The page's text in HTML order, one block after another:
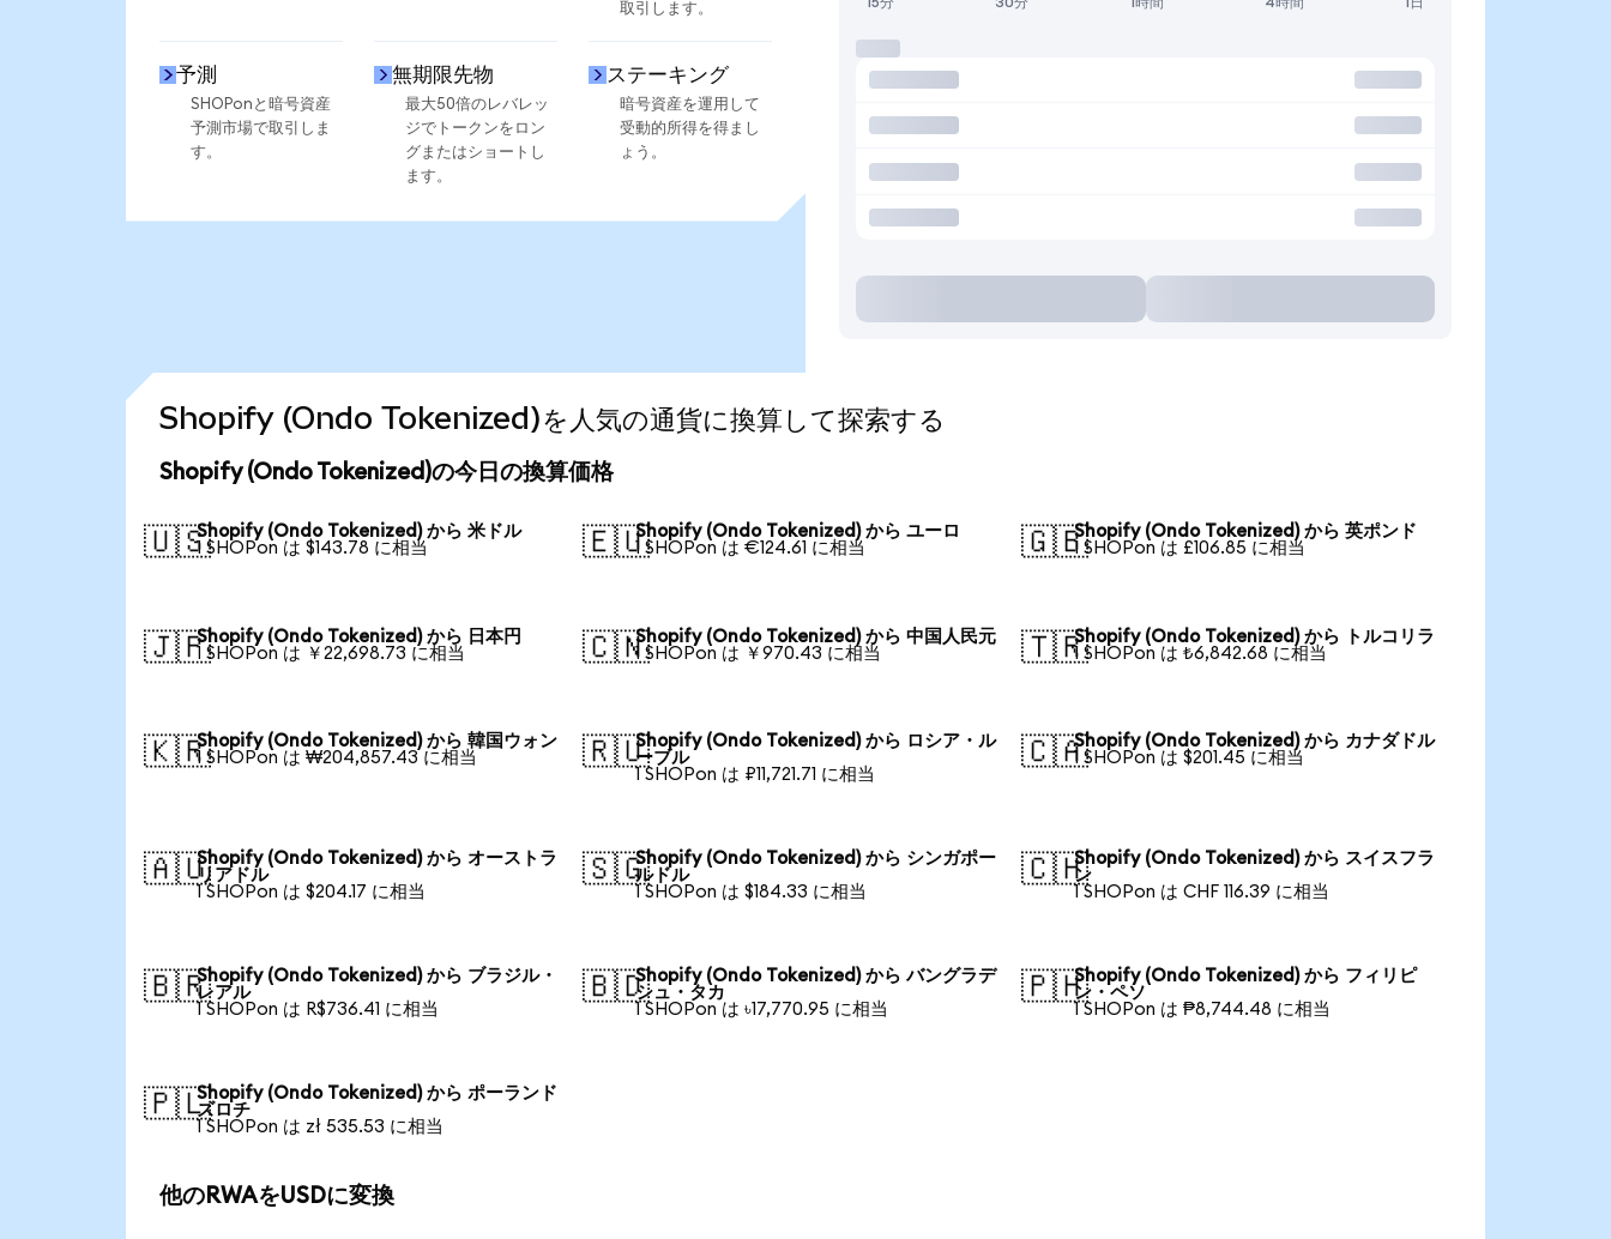
取引します。
予測
SHOPonと暗号資産
予測市場で取引しま
す。
無期限先物
最大50倍のレバレッ
ジでトークンをロン
グまたはショートし
ます。
ステーキング
暗号資産を運用して
受動的所得を得まし
ょう。
Shopify (Ondo Tokenized)を人気の通貨に換算して探索する
Shopify (Ondo Tokenized)の今日の換算価格
🇺🇸Shopify (Ondo Tokenized) から 米ドル
1 SHOPon は $143.78 に相当
🇪🇺Shopify (Ondo Tokenized) から ユーロ
1 SHOPon は €124.61 に相当
🇬🇧Shopify (Ondo Tokenized) から 英ポンド
1 SHOPon は £106.85 に相当
🇯🇵Shopify (Ondo Tokenized) から 日本円
1 SHOPon は ￥22,698.73 に相当
🇨🇳Shopify (Ondo Tokenized) から 中国人民元
1 SHOPon は ￥970.43 に相当
🇹🇷Shopify (Ondo Tokenized) から トルコリラ
1 SHOPon は ₺6,842.68 に相当
🇰🇷Shopify (Ondo Tokenized) から 韓国ウォン
1 SHOPon は ₩204,857.43 に相当
🇷🇺Shopify (Ondo Tokenized) から ロシア・ル
ーブル
1 SHOPon は ₽11,721.71 に相当
🇨🇦Shopify (Ondo Tokenized) から カナダドル
1 SHOPon は $201.45 に相当
🇦🇺Shopify (Ondo Tokenized) から オーストラ
リアドル
1 SHOPon は $204.17 に相当
🇸🇬Shopify (Ondo Tokenized) から シンガポー
ルドル
1 SHOPon は $184.33 に相当
🇨🇭Shopify (Ondo Tokenized) から スイスフラ
ン
1 SHOPon は CHF 116.39 に相当
🇧🇷Shopify (Ondo Tokenized) から ブラジル・
レアル
1 SHOPon は R$736.41 に相当
🇧🇩Shopify (Ondo Tokenized) から バングラデ
シュ・タカ
1 SHOPon は ৳17,770.95 に相当
🇵🇭Shopify (Ondo Tokenized) から フィリピ
ン・ペソ
1 SHOPon は ₱8,744.48 に相当
🇵🇱Shopify (Ondo Tokenized) から ポーランド
ズロチ
1 SHOPon は zł 535.53 に相当
他のRWAをUSDに変換